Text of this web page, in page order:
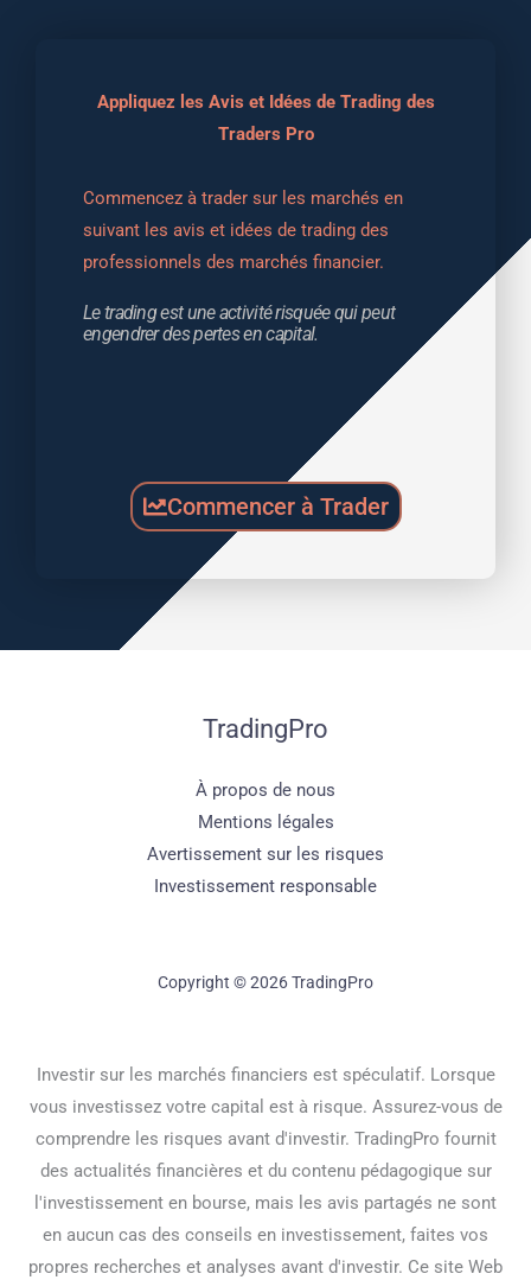
Appliquez les Avis et Idées de Trading des
Traders Pro
Commencez à trader sur les marchés en
suivant les avis et idées de trading des
professionnels des marchés financier.
Le trading est une activité risquée qui peut
engendrer des pertes en capital.
Commencer à Trader
TradingPro
À propos de nous
Mentions légales
Avertissement sur les risques
Investissement responsable
Copyright © 2026 TradingPro
Investir sur les marchés financiers est spéculatif. Lorsque
vous investissez votre capital est à risque. Assurez-vous de
comprendre les risques avant d'investir. TradingPro fournit
des actualités financières et du contenu pédagogique sur
l'investissement en bourse, mais les avis partagés ne sont
en aucun cas des conseils en investissement, faites vos
propres recherches et analyses avant d'investir. Ce site Web